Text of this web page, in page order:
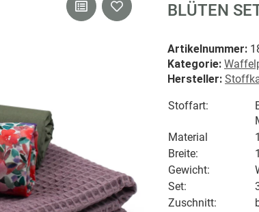
BLÜTEN
Artikelnummer:
Kategorie:
Hersteller:
Stoffart:
Material
Breite:
Gewicht:
Set:
Zuschnitt: